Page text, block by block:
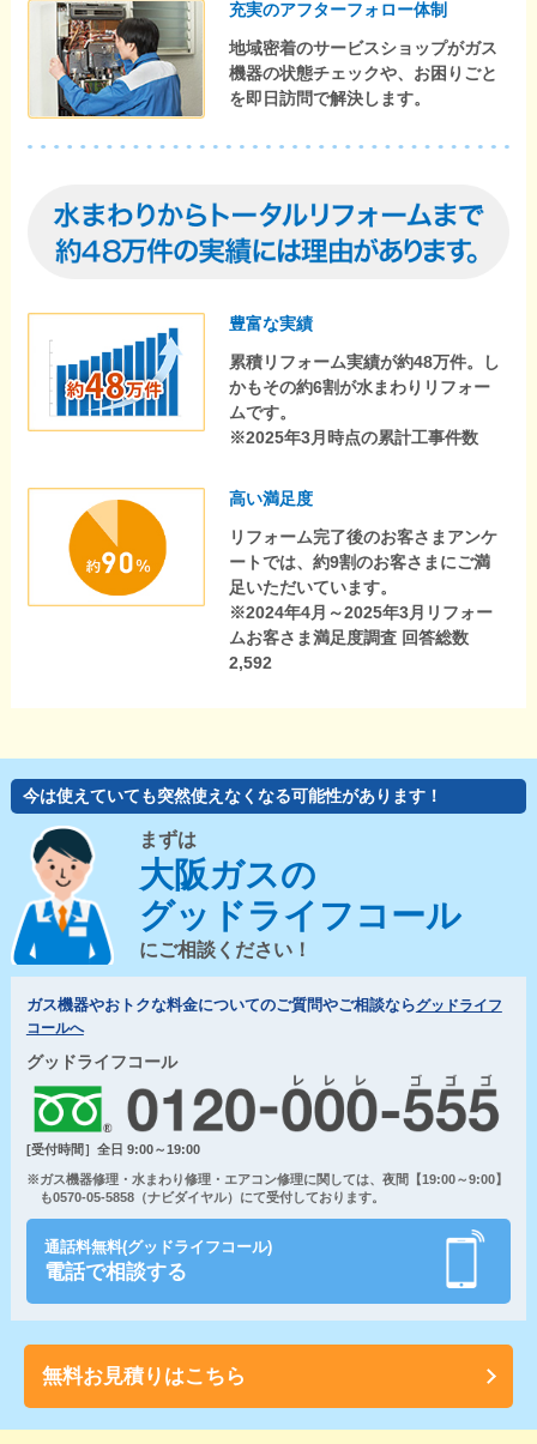
充実のアフターフォロー体制
地域密着のサービスショップがガス
機器の状態チェックや、お困りごと
を即日訪問で解決します。
豊富な実績
累積リフォーム実績が約48万件。し
かもその約6割が水まわりリフォー
ムです。
※2025年3月時点の累計工事件数
高い満足度
リフォーム完了後のお客さまアンケ
ートでは、約9割のお客さまにご満
足いただいています。
※2024年4月～2025年3月リフォー
ムお客さま満足度調査 回答総数
2,592
今は使えていても突然使えなくなる可能性があります！
まずは
大阪ガスの
グッドライフコール
にご相談ください！
ガス機器やおトクな料金についてのご質問やご相談ならグッドライフ
コールへ
グッドライフコール
[受付時間］全日 9:00～19:00
※ガス機器修理・水まわり修理・エアコン修理に関しては、夜間【19:00～9:00】
も0570-05-5858（ナビダイヤル）にて受付しております。
通話料無料(グッドライフコール)
電話で相談する
無料お見積りはこちら